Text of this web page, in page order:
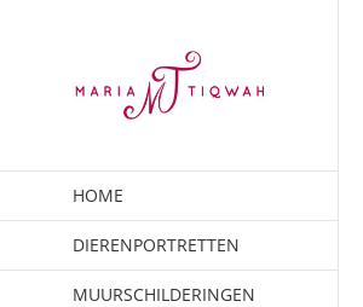
HOME
DIERENPORTRETTEN
MUURSCHILDERINGEN